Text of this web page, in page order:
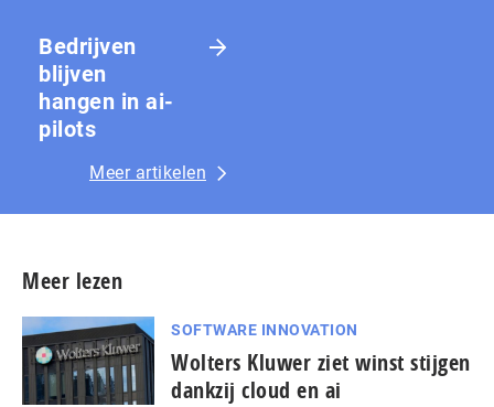
Bedrijven
blijven
hangen in ai-
pilots
Meer artikelen
Meer lezen
SOFTWARE INNOVATION
Wolters Kluwer ziet winst stijgen
dankzij cloud en ai